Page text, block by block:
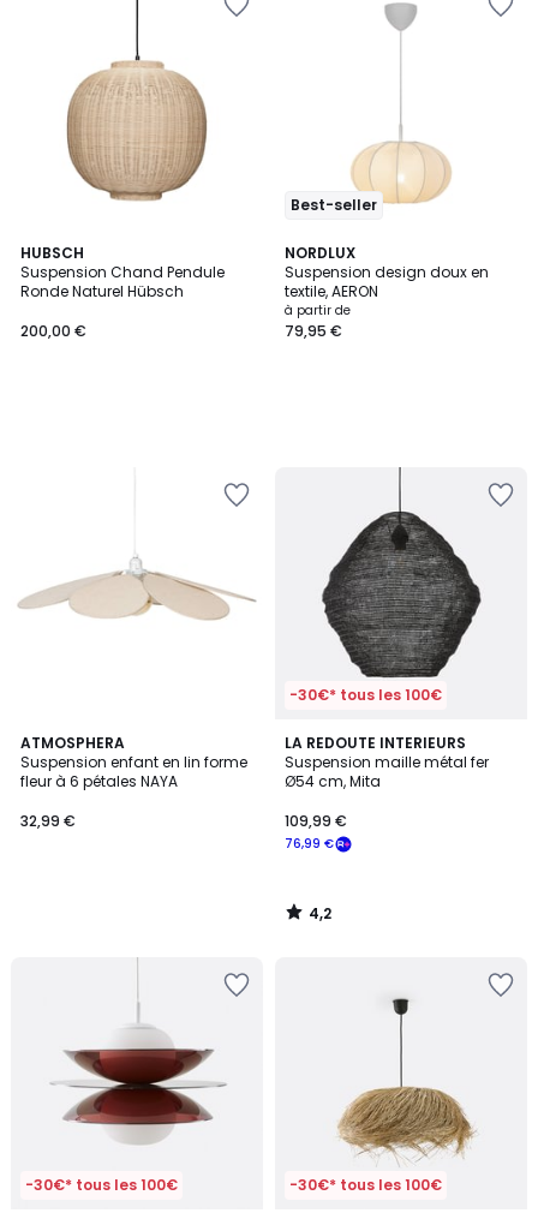
HUBSCH
Suspension Chand Pendule
Ronde Naturel Hübsch
200,00 €
Best-seller
NORDLUX
Suspension design doux en
textile, AERON
à partir de
79,95 €
ATMOSPHERA
Suspension enfant en lin forme
fleur à 6 pétales NAYA
32,99 €
-30€* tous les 100€
LA REDOUTE INTERIEURS
Suspension maille métal fer
Ø54 cm, Mita
76,99 €
109,99 €
4,2
/ 5
4,2
/
-30€* tous les 100€ -30€* tous les 100€